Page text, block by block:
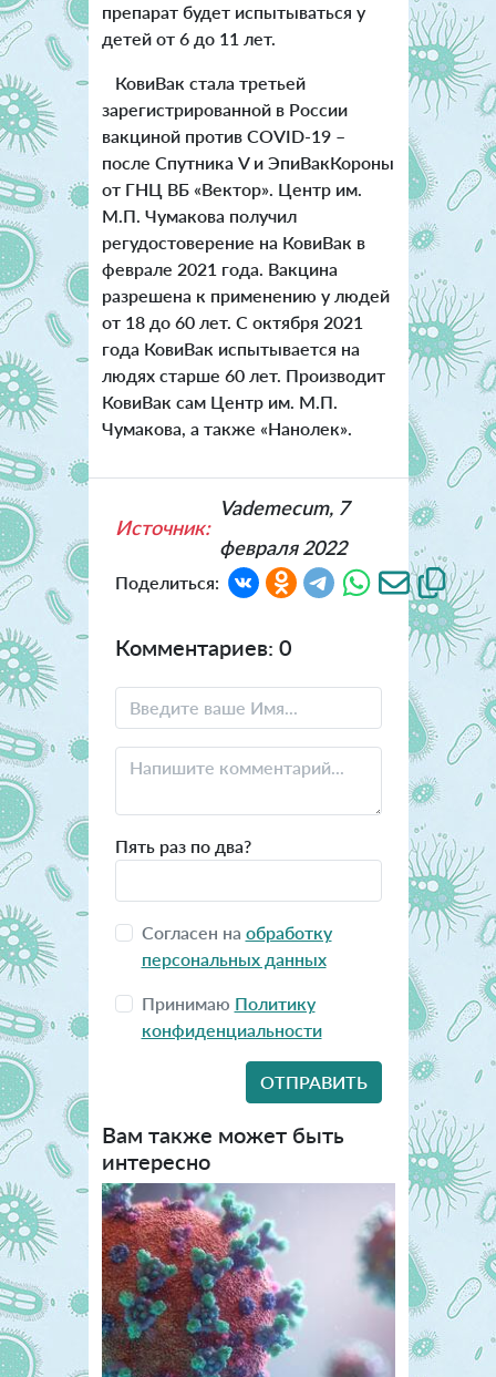
препарат будет испытываться у
детей от 6 до 11 лет.
КовиВак стала третьей
зарегистрированной в России
вакциной против COVID-19 –
после Спутника V и ЭпиВакКороны
от ГНЦ ВБ «Вектор». Центр им.
М.П. Чумакова получил
регудостоверение на КовиВак в
феврале 2021 года. Вакцина
разрешена к применению у людей
от 18 до 60 лет. С октября 2021
года КовиВак испытывается на
людях старше 60 лет. Производит
КовиВак сам Центр им. М.П.
Чумакова, а также «Нанолек».
Источник:
Vademecum, 7
февраля 2022
Поделиться:
Комментариев: 0
Пять раз по два?
Согласен на обработку
персональных данных
Принимаю Политику
конфиденциальности
Вам также может быть
интересно